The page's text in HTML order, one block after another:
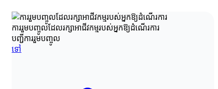
ការរួមបញ្ចូលដែលរក្សាអាជីវកម្មរបស់អ្នកឱ្យដំណើរការ
បញ្ជីការរួមបញ្ចូល
ទៅ